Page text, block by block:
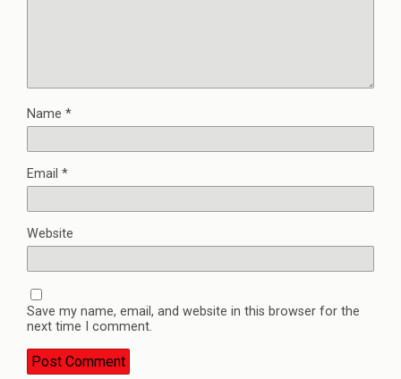
Name *
Email *
Website
Save my name, email, and website in this browser for the
next time I comment.